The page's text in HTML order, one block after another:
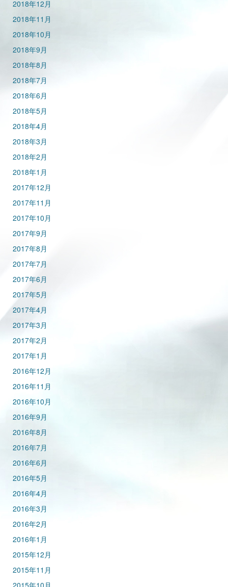
2018年12月
2018年11月
2018年10月
2018年9月
2018年8月
2018年7月
2018年6月
2018年5月
2018年4月
2018年3月
2018年2月
2018年1月
2017年12月
2017年11月
2017年10月
2017年9月
2017年8月
2017年7月
2017年6月
2017年5月
2017年4月
2017年3月
2017年2月
2017年1月
2016年12月
2016年11月
2016年10月
2016年9月
2016年8月
2016年7月
2016年6月
2016年5月
2016年4月
2016年3月
2016年2月
2016年1月
2015年12月
2015年11月
2015年10月